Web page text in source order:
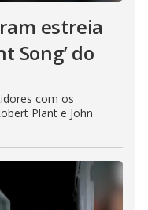
estreia
Song’ do
com os
Plant e John